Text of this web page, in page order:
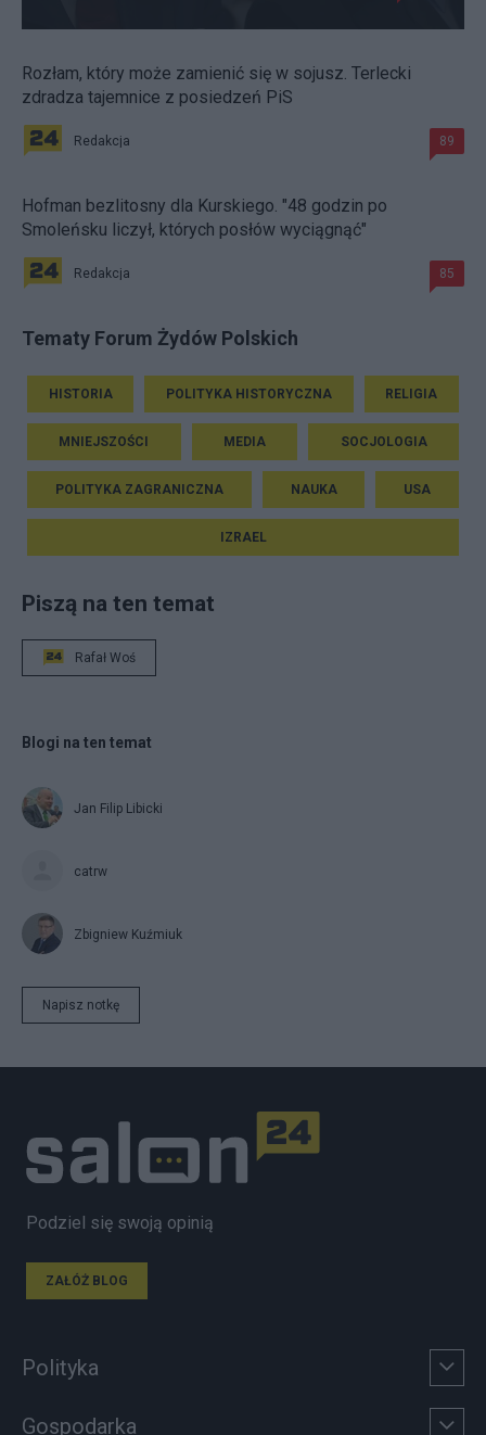
Rozłam, który może zamienić się w sojusz. Terlecki
zdradza tajemnice z posiedzeń PiS
Redakcja 89
Hofman bezlitosny dla Kurskiego. "48 godzin po
Smoleńsku liczył, których posłów wyciągnąć"
Redakcja 85
Tematy Forum Żydów Polskich
HISTORIA POLITYKA HISTORYCZNA RELIGIA
MNIEJSZOŚCI MEDIA SOCJOLOGIA
POLITYKA ZAGRANICZNA NAUKA USA
IZRAEL
Piszą na ten temat
Rafał Woś
Blogi na ten temat
Jan Filip Libicki
catrw
Zbigniew Kuźmiuk
Napisz notkę
Podziel się swoją opinią
ZAŁÓŻ BLOG
Polityka
Gospodarka